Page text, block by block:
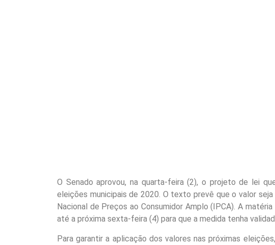
O Senado aprovou, na quarta-feira (2), o projeto de lei
eleições municipais de 2020. O texto prevê que o valor
Nacional de Preços ao Consumidor Amplo (IPCA). A
até a próxima sexta-feira (4) para que a medida tenha
Para garantir a aplicação dos valores nas próximas